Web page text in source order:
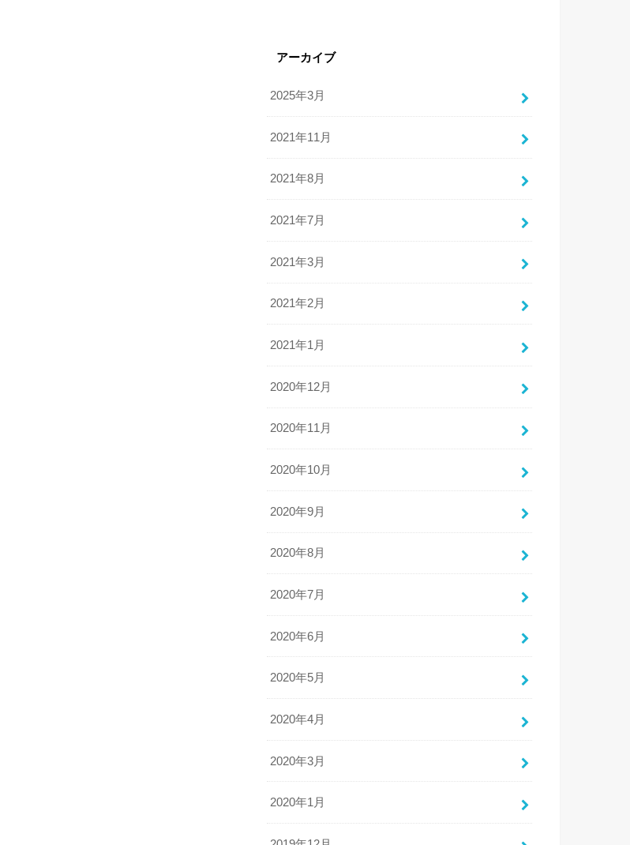
アーカイブ
2025年3月
2021年11月
2021年8月
2021年7月
2021年3月
2021年2月
2021年1月
2020年12月
2020年11月
2020年10月
2020年9月
2020年8月
2020年7月
2020年6月
2020年5月
2020年4月
2020年3月
2020年1月